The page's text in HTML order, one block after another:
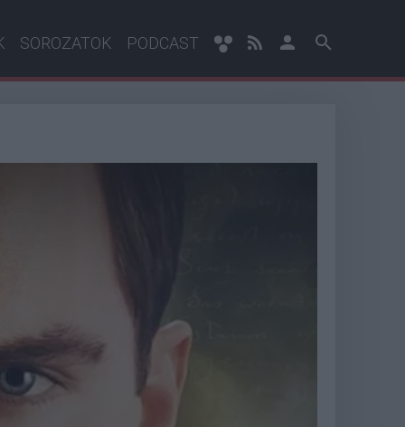
SOROZATOK PODCAST